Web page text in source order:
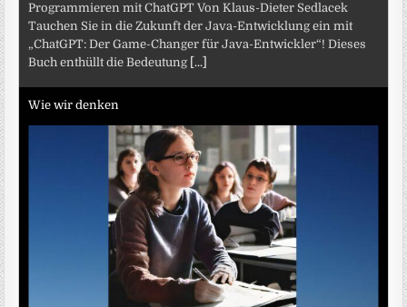
Programmieren mit ChatGPT Von Klaus-Dieter Sedlacek
Tauchen Sie in die Zukunft der Java-Entwicklung ein mit
„ChatGPT: Der Game-Changer für Java-Entwickler“! Dieses
Buch enthüllt die Bedeutung [...]
Wie wir denken